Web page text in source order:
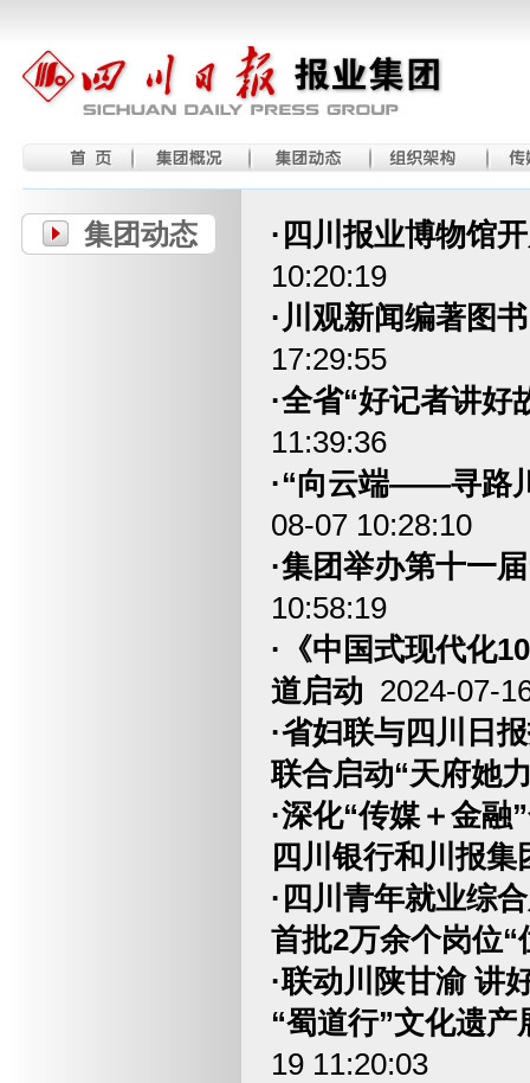
集团动态
·四川报业博物馆
10:20:19
·川观新闻编著图
17:29:55
·全省“好记者讲好
11:39:36
·“向云端——寻路
08-07 10:28:10
·集团举办第十一
10:58:19
·《中国式现代化
道启动 2024-07-
·省妇联与四川日
联合启动“天府她
·深化“传媒＋金融
四川银行和川报
·四川青年就业综
首批2万余个岗位“
·联动川陕甘渝 讲
“蜀道行”文化遗
19 11:20:03